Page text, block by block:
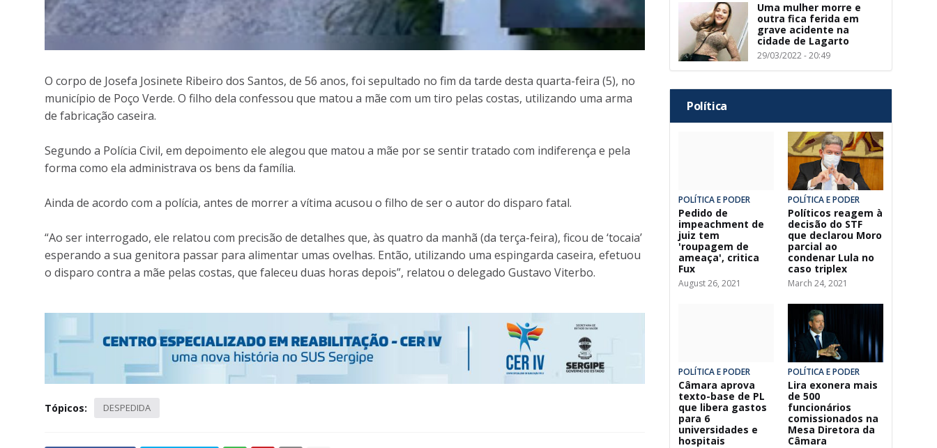
O corpo de Josefa Josinete Ribeiro dos Santos, de 56 anos, foi sepultado no fim da tarde desta quarta-feira (5), no
município de Poço Verde. O filho dela confessou que matou a mãe com um tiro pelas costas, utilizando uma arma
de fabricação caseira.
Segundo a Polícia Civil, em depoimento ele alegou que matou a mãe por se sentir tratado com indiferença e pela
forma como ela administrava os bens da família.
Ainda de acordo com a polícia, antes de morrer a vítima acusou o filho de ser o autor do disparo fatal.
“Ao ser interrogado, ele relatou com precisão de detalhes que, às quatro da manhã (da terça-feira), ficou de ‘tocaia’
esperando a sua genitora passar para alimentar umas ovelhas. Então, utilizando uma espingarda caseira, efetuou
o disparo contra a mãe pelas costas, que faleceu duas horas depois”, relatou o delegado Gustavo Viterbo.
Tópicos: DESPEDIDA
Uma mulher morre e
outra fica ferida em
grave acidente na
cidade de Lagarto
29/03/2022 - 20:49
Política
POLÍTICA E PODER
Pedido de
impeachment de
juiz tem
'roupagem de
ameaça', critica
Fux
August 26, 2021
POLÍTICA E PODER
Políticos reagem à
decisão do STF
que declarou Moro
parcial ao
condenar Lula no
caso triplex
March 24, 2021
POLÍTICA E PODER
Câmara aprova
texto-base de PL
que libera gastos
para 6
universidades e
hospitais
POLÍTICA E PODER
Lira exonera mais
de 500
funcionários
comissionados na
Mesa Diretora da
Câmara